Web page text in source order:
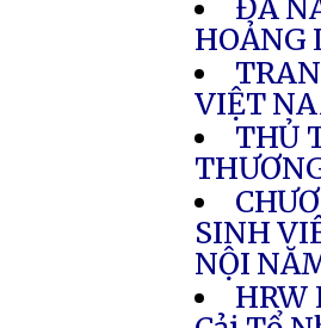
ĐÀ
HOẢNG
VIỆT
THỦ
SINH
NỘI
HRW